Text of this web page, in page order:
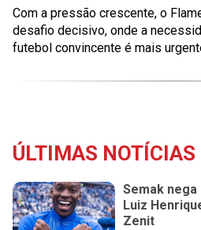
Com a pressão crescente, o
desafio decisivo, onde a
futebol convincente é mais
ÚLTIMAS NOTÍCIAS
Semak
Luiz
Zenit